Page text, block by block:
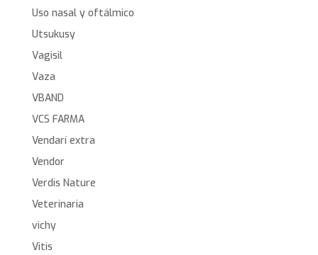
Uso nasal y oftálmico
Utsukusy
Vagisil
Vaza
VBAND
VCS FARMA
Vendarí extra
Vendor
Verdis Nature
Veterinaria
vichy
Vitis